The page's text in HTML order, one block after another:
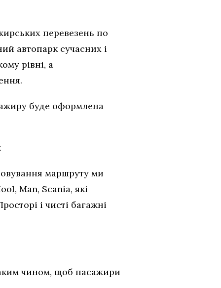
перевезень по
автопарк сучасних і
рівні, а
буде оформлена
маршруту ми
Man, Scania, які
і чисті багажні
чином, щоб пасажири